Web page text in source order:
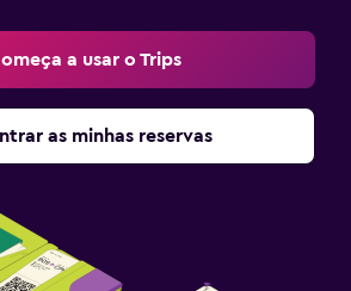
a usar o Trips
as minhas reservas